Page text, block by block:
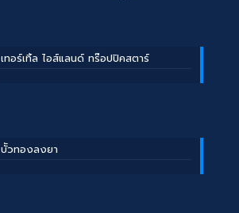
เทอร์เทิ้ล ไอส์แลนด์ ทร๊อปปิคสตาร์
บััวทองลงยา